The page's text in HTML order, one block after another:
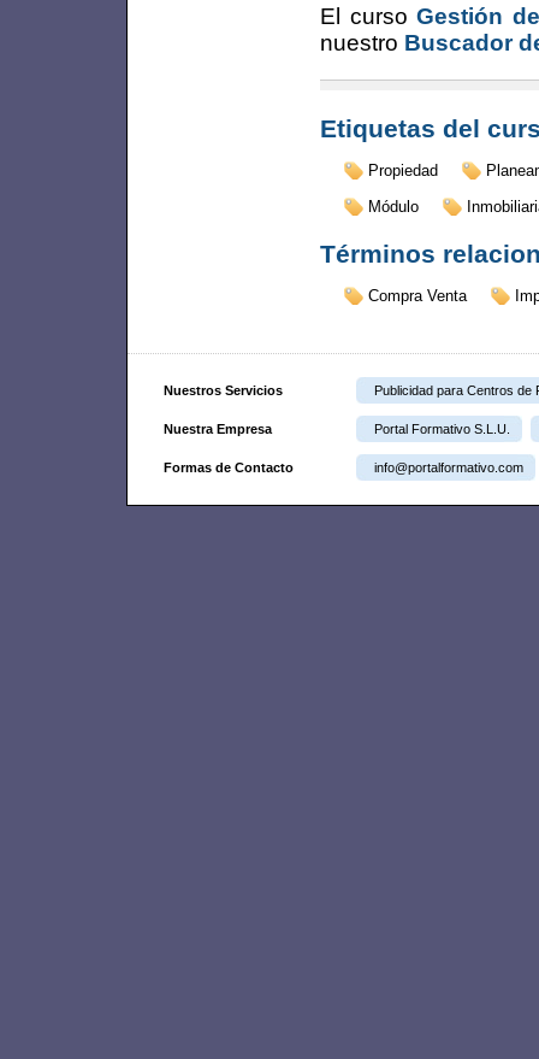
El cursoGestión
nuestro Buscador
Etiquetas del
Propiedad
Módulo
Términos
Compra Venta
Nuestros Servicios Publicidad para Centros de
Nuestra Empresa Portal Formativo S.L.U.
Formas de Contacto info@portalformativo.com